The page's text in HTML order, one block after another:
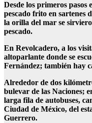
Desde los primeros
pescado frito en sartenes
la orilla del mar se
pescado.
En Revolcadero, a los
altoparlante donde se
Fernández; también hay
Alrededor de dos
bulevar de las Naciones;
larga fila de autobuses,
Ciudad de México, del
Guerrero.